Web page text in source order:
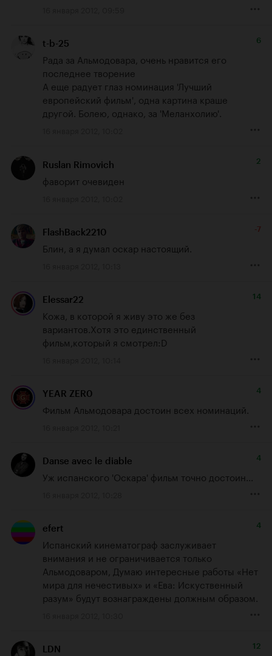
t-b-25 6
Рада за Альмодовара, очень нравится его
последнее творение
А еще радует глаз номинация 'Лучший
европейский фильм', одна картина краше
другой. Болею, однако, за 'Меланхолию'.
Ruslan Rimovich 2
фаворит очевиден
FlashBack2210 -7
Блин, а я думал оскар настоящий.
Elessar22 14
Кожа, в которой я живу это же без
вариантов.Хотя это единственный
фильм,который я смотрел:D
YEAR ZER0 4
Фильм Альмодовара достоин всех номинаций.
Danse avec le diable 4
Уж испанского 'Оскара' фильм точно достоин...
efert 4
Испанский кинематограф заслуживает
внимания и не ограничивается только
Альмодоваром, Думаю интересные работы «Нет
мира для нечестивых» и «Ева: Искуственный
разум» будут вознаграждены должным образом.
LDN 12